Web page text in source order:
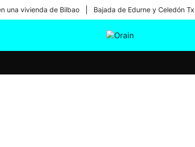
una vivienda de Bilbao Bajada de Edurne y Celedón